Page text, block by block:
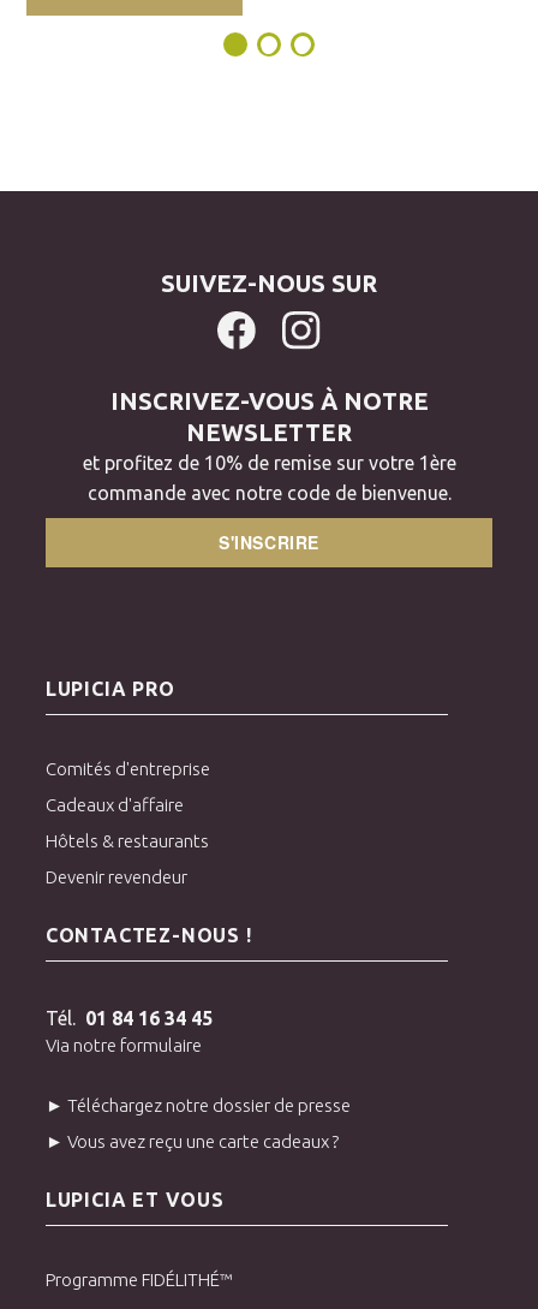
SUIVEZ-NOUS SUR
INSCRIVEZ-VOUS À NOTRE
NEWSLETTER
et profitez de 10% de remise sur votre 1ère
commande avec notre code de bienvenue.
S'INSCRIRE
LUPICIA PRO
Comités d'entreprise
Cadeaux d'affaire
Hôtels & restaurants
Devenir revendeur
CONTACTEZ-NOUS !
Tél. 01 84 16 34 45
Via notre formulaire
► Téléchargez notre dossier de presse
► Vous avez reçu une carte cadeaux ?
LUPICIA ET VOUS
Programme FIDÉLITHÉ™